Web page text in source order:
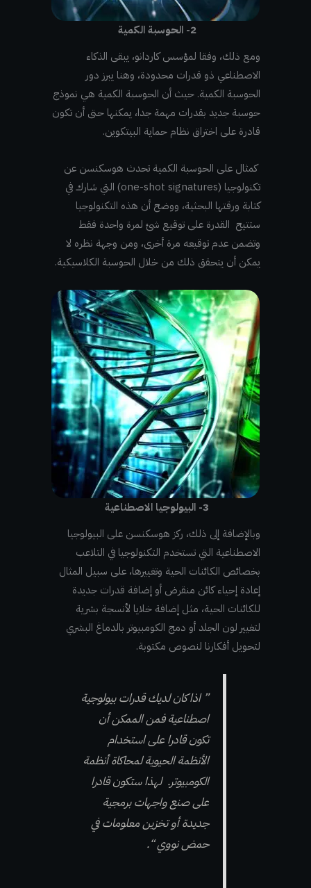
2- الحوسبة الكمية
ومع ذلك، وفقا لمؤسس كاردانو، يبقى الذكاء
الاصطناعي ذو قدرات محدودة، وهنا يبرز دور
الحوسبة الكمية. حيث أن الحوسبة الكمية هي نموذج
حوسبة جديد بقدرات مهمة جدا، يمكنها حتى أن تكون
قادرة على اختراق نظام حماية البيتكوين.
كمثال على الحوسبة الكمية تحدث هوسكنسن عن
تكنولوجيا (one-shot signatures) التي شارك في
كتابة ورقتها البحثية، ووضح أن هذه التكنولوجيا
ستتيح القدرة على توقيع شئ لمرة واحدة فقط
وتضمن عدم توقيعه مرة أخرى، ومن وجهة نظره لا
يمكن أن يتحقق ذلك من خلال الحوسبة الكلاسيكية.
3- البيولوجيا الاصطناعية
وبالإضافة إلى ذلك، ركز هوسكنسن على البيولوجيا
الاصطناعية التي تستخدم التكنولوجيا في التلاعب
بخصائص الكائنات الحية وتغييرها، على سبيل المثال
إعادة إحياء كائن منقرض أو إضافة قدرات جديدة
للكائنات الحية، مثل إضافة خلايا لأنسجة بشرية
لتغيير لون الجلد أو دمج الكومبيوتر بالدماغ البشري
لتحويل أفكارنا لنصوص مكتوبة.
” اذا كان لديك قدرات بيولوجية
اصطناعية فمن الممكن أن
تكون قادرا على استخدام
الأنظمة الحيوية لمحاكاة أنظمة
الكومبيوتر. لهذا ستكون قادرا
على صنع واجهات برمجية
جديدة أو تخزين معلومات في
حمض نووي “.